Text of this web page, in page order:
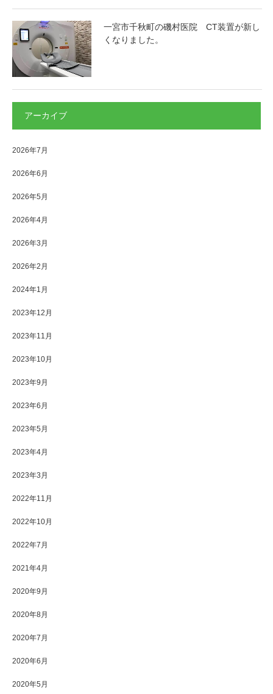
一宮市千秋町の磯村医院 CT装置が新し
くなりました。
アーカイブ
2026年7月
2026年6月
2026年5月
2026年4月
2026年3月
2026年2月
2024年1月
2023年12月
2023年11月
2023年10月
2023年9月
2023年6月
2023年5月
2023年4月
2023年3月
2022年11月
2022年10月
2022年7月
2021年4月
2020年9月
2020年8月
2020年7月
2020年6月
2020年5月